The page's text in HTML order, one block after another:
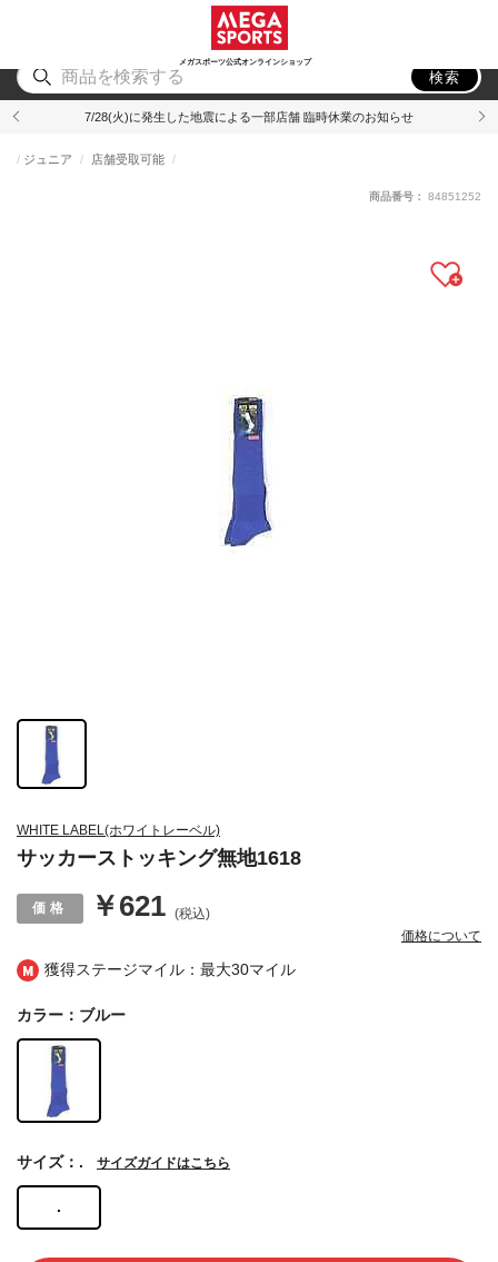
メガスポーツ公式オンラインショップ
アウトドア
検索
7/28(火)に発生した地震による一部店舗 臨時休業のお知らせ
獲得ステージマイル：最大30マイル
WHITE LABEL(ホワイトレーベル)
サッカーストッキング無地1618
ジュニア 店舗受取可能
￥621 (税込)
価格について
商品番号： 84851252
カラー：ブルー
.
サイズ：. サイズガイドはこちら